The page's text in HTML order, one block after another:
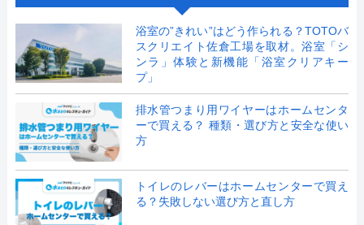
浴室の”きれい”はどう作られる？TOTOバ
スクリエイト佐倉工場を取材。浴室「シ
ンラ」体験と新機能「浴室クリアキー
プ」
排水管つまり用ワイヤーはホームセンタ
ーで買える？ 種類・選び方と安全な使い
方
トイレのレバーはホームセンターで買え
る？失敗しない選び方と直し方